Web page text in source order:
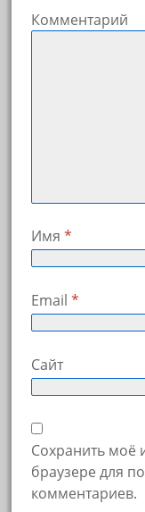
Комментарий
Имя *
Email *
Сайт
Сохранить моё
браузере для
комментариев.